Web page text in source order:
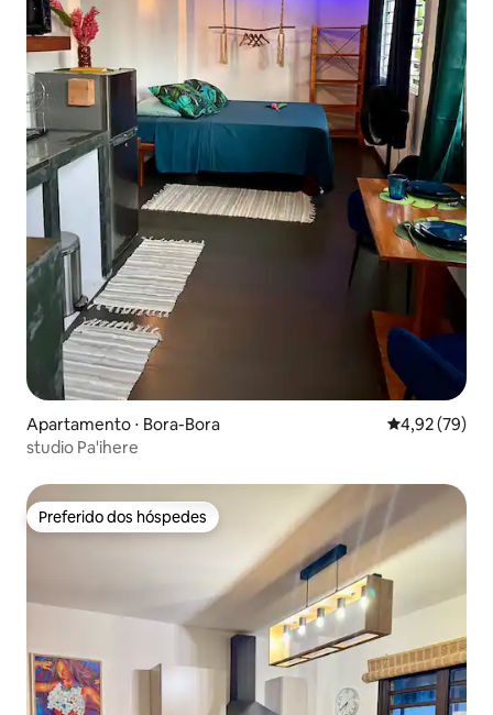
Apartamento ⋅ Bora-Bora 4,92 de uma
4,92 (79)
studio Pa'ihere
Preferido dos hóspedes
Preferido dos hóspedes